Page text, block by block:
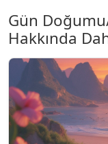
Gün
Hakkında